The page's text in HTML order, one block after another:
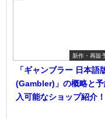
新作・再販
「ギャンブラー 日本語
(Gambler)」の概略と予
入可能なショップ紹介！